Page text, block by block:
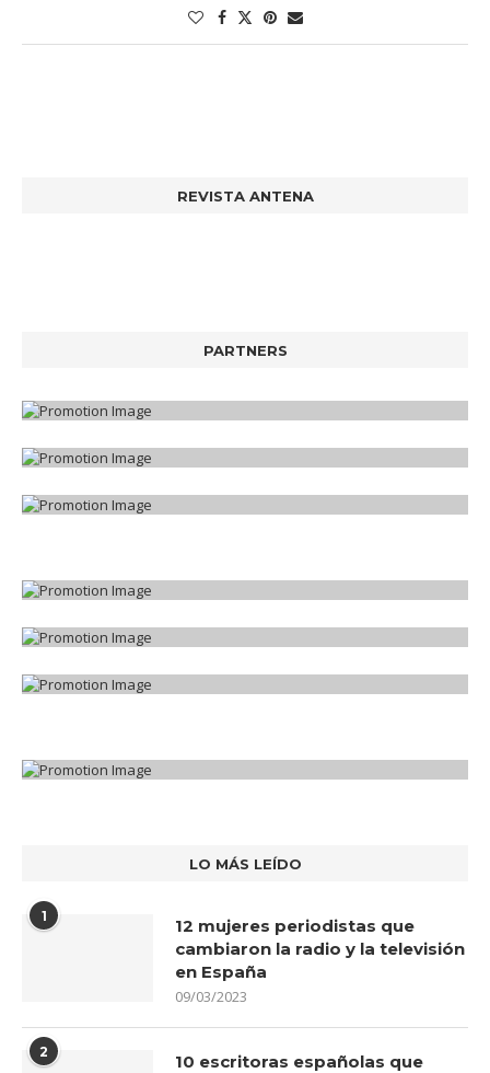
REVISTA ANTENA
PARTNERS
LO MÁS LEÍDO
1
12 mujeres periodistas que
cambiaron la radio y la televisión
en España
09/03/2023
2
10 escritoras españolas que